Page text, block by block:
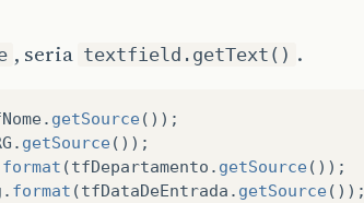
, seria textfield.getText() .
. getSource());
. getSource());
format (tfDepartamento . getSource());
. format (tfDataDeEntrada . getSource());